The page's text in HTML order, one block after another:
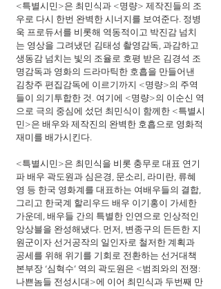
<특별시민>은 최민식과 <명량> 제작진들의 조
우로 다시 한번 완벽한 시너지를 보여준다. 정병
욱 프로듀서를 비롯해 역동적이고 박진감 넘치
는 영상을 그려냈던 김태성 촬영감독, 과감하고
생동감 넘치는 빛의 조율로 호평 받은 김경석 조
명감독과 영화의 드라마틱한 호흡을 만들어낸
김창주 편집감독에 이르기까지 <명량>의 주역
들이 의기투합한 것. 여기에 <명량>의 이순신 역
으로 극의 중심에 섰던 최민식이 함께한 <특별시
민>은 배우와 제작진의 완벽한 호흡으로 영화적
재미를 배가시킨다.
<특별시민>은 최민식을 비롯 충무로 대표 연기
파 배우 곽도원과 심은경, 문소리, 라미란, 류혜
영 등 한국 영화계를 대표하는 여배우들의 결합,
그리고 한국계 할리우드 배우 이기홍이 가세한
가운데, 배우들 간의 특별한 인연으로 인상적인
앙상블을 완성해냈다. 먼저, 변종구의 든든한 지
원군이자 선거공작의 일인자로 철저한 계획과
공세를 위해 위기를 기회로 전환하는 선거대책
본부장 ‘심혁수’ 역의 곽도원은 <범죄와의 전쟁:
나쁜놈들 전성시대>에 이어 최민식과 두번째 만